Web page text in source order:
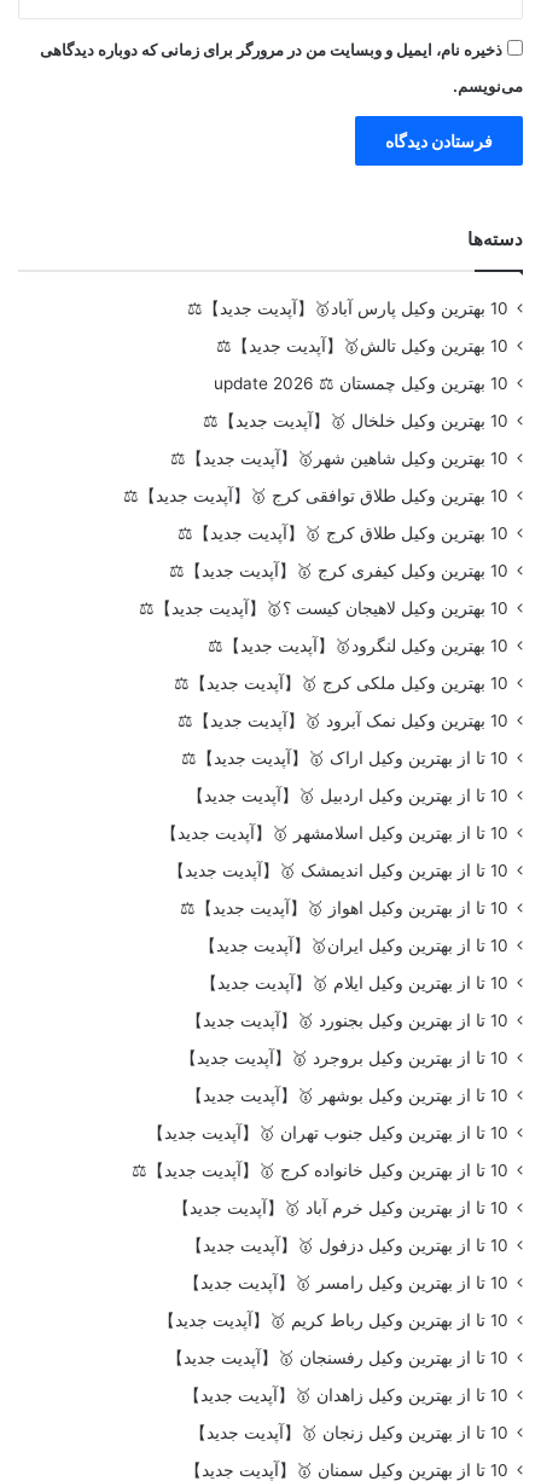
ذخیره نام، ایمیل و وبسایت من در مرورگر برای زمانی که دوباره دیدگاهی
می‌نویسم.
دسته‌ها
10 بهترین وکیل پارس آباد🥇【آپدیت جدید】⚖️
10 بهترین وکیل تالش🥇【آپدیت جدید】⚖️
10 بهترین وکیل چمستان ⚖️ update 2026
10 بهترین وکیل خلخال 🥇【آپدیت جدید】⚖️
10 بهترین وکیل شاهین شهر🥇【آپدیت جدید】⚖️
10 بهترین وکیل طلاق توافقی کرج 🥇【آپدیت جدید】⚖️
10 بهترین وکیل طلاق کرج 🥇【آپدیت جدید】⚖️
10 بهترین وکیل کیفری کرج 🥇【آپدیت جدید】⚖️
10 بهترین وکیل لاهیجان کیست ؟🥇【آپدیت جدید】⚖️
10 بهترین وکیل لنگرود🥇【آپدیت جدید】⚖️
10 بهترین وکیل ملکی کرج 🥇【آپدیت جدید】⚖️
10 بهترین وکیل نمک آبرود 🥇【آپدیت جدید】⚖️
10 تا از بهترین وکیل اراک 🥇【آپدیت جدید】⚖️
10 تا از بهترین وکیل اردبیل 🥇【آپدیت جدید】
10 تا از بهترین وکیل اسلامشهر 🥇【آپدیت جدید】
10 تا از بهترین وکیل اندیمشک 🥇【آپدیت جدید】
10 تا از بهترین وکیل اهواز 🥇【آپدیت جدید】⚖️
10 تا از بهترین وکیل ایران🥇【آپدیت جدید】
10 تا از بهترین وکیل ایلام 🥇【آپدیت جدید】
10 تا از بهترین وکیل بجنورد 🥇【آپدیت جدید】
10 تا از بهترین وکیل بروجرد 🥇【آپدیت جدید】
10 تا از بهترین وکیل بوشهر 🥇【آپدیت جدید】
10 تا از بهترین وکیل جنوب تهران 🥇【آپدیت جدید】
10 تا از بهترین وکیل خانواده کرج 🥇【آپدیت جدید】⚖️
10 تا از بهترین وکیل خرم آباد 🥇【آپدیت جدید】
10 تا از بهترین وکیل دزفول 🥇【آپدیت جدید】
10 تا از بهترین وکیل رامسر 🥇【آپدیت جدید】
10 تا از بهترین وکیل رباط کریم 🥇【آپدیت جدید】
10 تا از بهترین وکیل رفسنجان 🥇【آپدیت جدید】
10 تا از بهترین وکیل زاهدان 🥇【آپدیت جدید】
10 تا از بهترین وکیل زنجان 🥇【آپدیت جدید】
10 تا از بهترین وکیل سمنان 🥇【آپدیت جدید】